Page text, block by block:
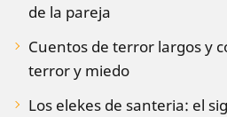
de la pareja
Cuentos de terror largos y
terror y miedo
Los elekes de santeria: el